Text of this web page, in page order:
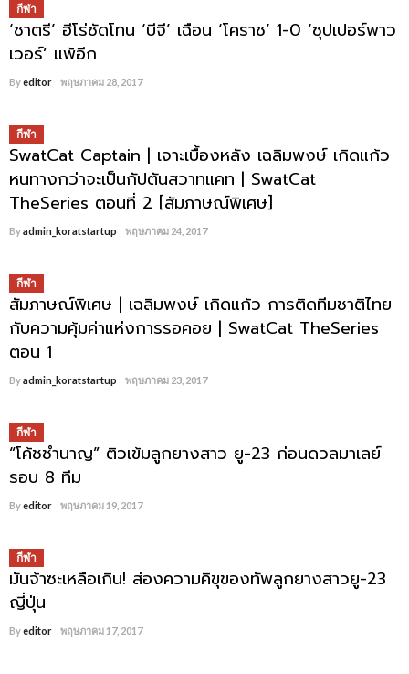
กีฬา
‘ชาตรี’ ฮีโร่ซัดโทน ‘บีจี’ เฉือน ‘โคราช’ 1-0 ‘ซุปเปอร์พาว
เวอร์’ แพ้อีก
Byeditor พฤษภาคม 28, 2017
กีฬา
SwatCat Captain | เจาะเบื้องหลัง เฉลิมพงษ์ เกิดแก้ว
หนทางกว่าจะเป็นกัปตันสวาทแคท | SwatCat
TheSeries ตอนที่ 2 [สัมภาษณ์พิเศษ]
Byadmin_koratstartup พฤษภาคม 24, 2017
กีฬา
สัมภาษณ์พิเศษ | เฉลิมพงษ์ เกิดแก้ว การติดทีมชาติไทย
กับความคุ้มค่าแห่งการรอคอย | SwatCat TheSeries
ตอน 1
Byadmin_koratstartup พฤษภาคม 23, 2017
กีฬา
“โค้ชชำนาญ” ติวเข้มลูกยางสาว ยู-23 ก่อนดวลมาเลย์
รอบ 8 ทีม
Byeditor พฤษภาคม 19, 2017
กีฬา
มันจ้าซะเหลือเกิน! ส่องความคิขุของทัพลูกยางสาวยู-23
ญี่ปุ่น
Byeditor พฤษภาคม 17, 2017